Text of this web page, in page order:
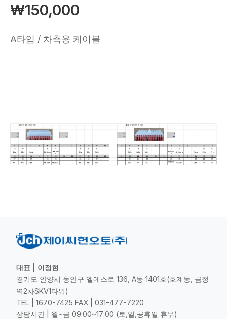
₩150,000
A타입 / 차측용 케이블
대표 | 이정현
경기도 안양시 동안구 엘에스로 136, A동 1401호(호계동, 금정
역2차SKV1타워)
TEL | 1670-7425 FAX | 031-477-7220
상담시간 | 월~금 09:00~17:00 (토,일,공휴일 휴무)